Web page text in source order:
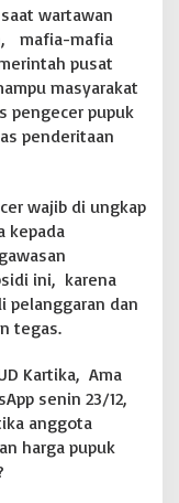
saat wartawan
mafia-mafia
pusat
masyarakat
pengecer pupuk
penderitaan
wajib di ungkap
kepada
ini, karena
pelanggaran dan
tegas.
Kartika, Ama
senin 23/12,
anggota
harga pupuk